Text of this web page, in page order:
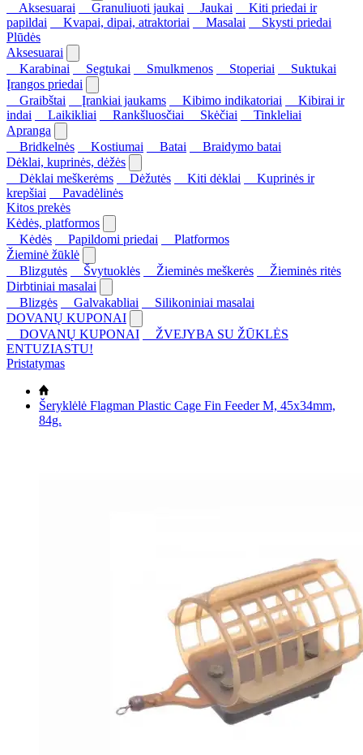
Aksesuarai
Granuliuoti jaukai Jaukai
Kiti priedai ir
papildai
Kvapai, dipai, atraktoriai Masalai
Skysti priedai
Plūdės
Aksesuarai
Karabinai
Segtukai Smulkmenos Stoperiai
Suktukai
Įrangos priedai
Graibštai
Įrankiai jaukams Kibimo indikatoriai
Kibirai ir
indai
Laikikliai Rankšluosčiai Skėčiai
Tinkleliai
Apranga
Bridkelnės
Kostiumai Batai
Braidymo batai
Dėklai, kuprinės, dėžės
Dėklai meškerėms
Dėžutės Kiti dėklai
Kuprinės ir
krepšiai
Pavadėlinės
Kitos prekės
Kėdės, platformos
Kėdės
Papildomi priedai
Platformos
Žieminė žūklė
Blizgutės
Švytuoklės Žieminės meškerės
Žieminės ritės
Dirbtiniai masalai
Blizgės
Galvakabliai
Silikoniniai masalai
DOVANŲ KUPONAI
DOVANŲ KUPONAI
ŽVEJYBA SU ŽŪKLĖS
ENTUZIASTU!
Pristatymas
Šeryklėlė Flagman Plastic Cage Fin Feeder M, 45x34mm,
84g.